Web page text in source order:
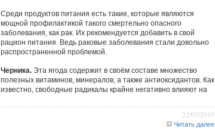
Среди продуктов питания есть такие, которые являются
мощной профилактикой такого смертельно опасного
заболевания, как рак. Их рекомендуется добавить в свой
рацион питания. Ведь раковые заболевания стали довольно
распространенной проблемой.
Черника.Эта ягода содержит в своём составе множество
полезных витаминов, минералов, а также антиоксидантов. Как
известно, свободные радикалы крайне негативно влияют на
22/01/2019
Читать далее